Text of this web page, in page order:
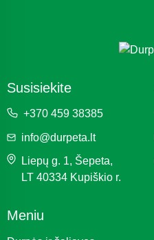
Susisiekite
+370 459 38385
info@durpeta.lt
Liepų g. 1, Šepeta,
LT 40334 Kupiškio r.
Meniu